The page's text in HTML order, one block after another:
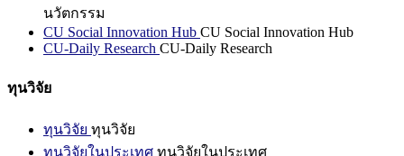
นวัตกรรม
CU Social Innovation Hub CU Social Innovation Hub
CU-Daily Research CU-Daily Research
ทุนวิจัย
ทุนวิจัย ทุนวิจัย
ทุนวิจัยในประเทศ ทุนวิจัยในประเทศ